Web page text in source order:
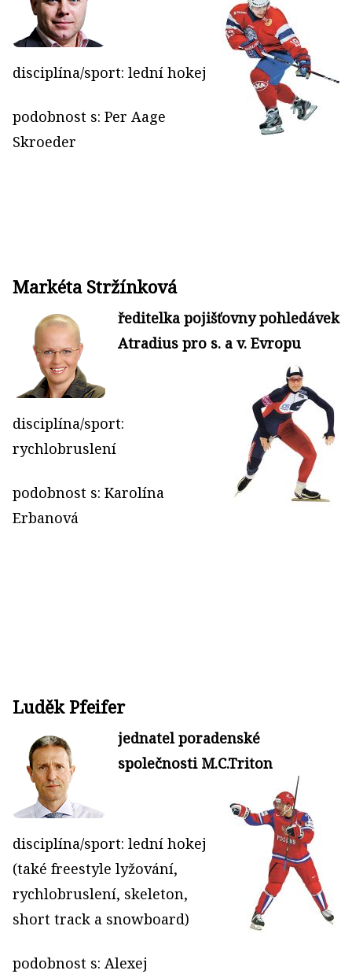
disciplína/sport: lední hokej
podobnost s: Per Aage
Skroeder
Markéta Stržínková
ředitelka pojišťovny pohledávek
Atradius pro s. a v. Evropu
disciplína/sport:
rychlobruslení
podobnost s: Karolína
Erbanová
Luděk Pfeifer
jednatel poradenské
společnosti M.C.Triton
disciplína/sport: lední hokej
(také freestyle lyžování,
rychlobruslení, skeleton,
short track a snowboard)
podobnost s: Alexej